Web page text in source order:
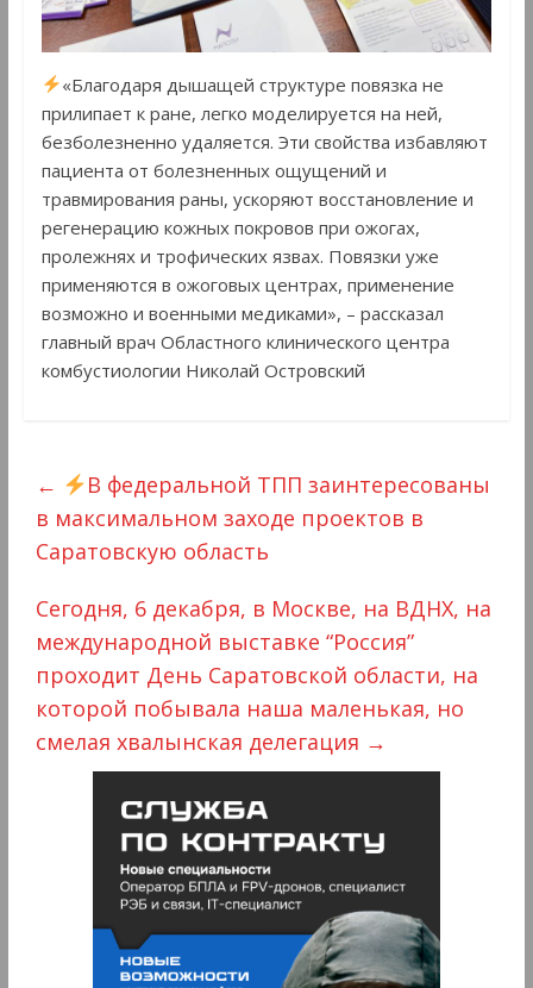
«Благодаря дышащей структуре повязка не
прилипает к ране, легко моделируется на ней,
безболезненно удаляется. Эти свойства избавляют
пациента от болезненных ощущений и
травмирования раны, ускоряют восстановление и
регенерацию кожных покровов при ожогах,
пролежнях и трофических язвах. Повязки уже
применяются в ожоговых центрах, применение
возможно и военными медиками», – рассказал
главный врач Областного клинического центра
комбустиологии Николай Островский
←
В федеральной ТПП заинтересованы
в максимальном заходе проектов в
Саратовскую область
Сегодня, 6 декабря, в Москве, на ВДНХ, на
международной выставке “Россия”
проходит День Саратовской области, на
которой побывала наша маленькая, но
смелая хвалынская делегация →